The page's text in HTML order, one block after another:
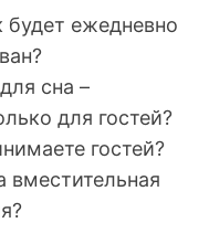
будет ежедневно
сна –
для гостей?
гостей?
вместительная